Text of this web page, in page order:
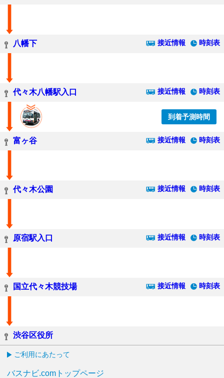
八幡下 接近情報 時刻表
代々木八幡駅入口 接近情報 時刻表
到着予測時間
富ヶ谷 接近情報 時刻表
代々木公園 接近情報 時刻表
原宿駅入口 接近情報 時刻表
国立代々木競技場 接近情報 時刻表
渋谷区役所
ご利用にあたって
バスナビ.comトップページ